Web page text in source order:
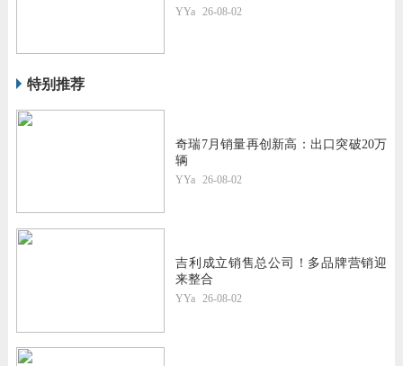
YYa 26-08-02
特别推荐
奇瑞7月销量再创新高：出口突破20万
辆
YYa 26-08-02
吉利成立销售总公司！多品牌营销迎
来整合
YYa 26-08-02